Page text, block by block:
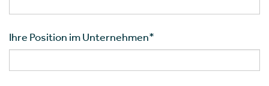
Ihre Position im Unternehmen*